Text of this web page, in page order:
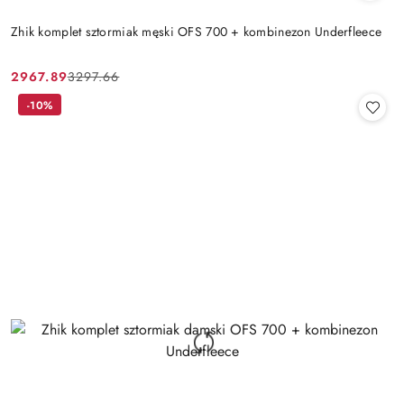
Zhik komplet sztormiak męski OFS 700 + kombinezon Underfleece
Cena
promocyjna:
2967.89
Cena
przed
3297.66
-10%